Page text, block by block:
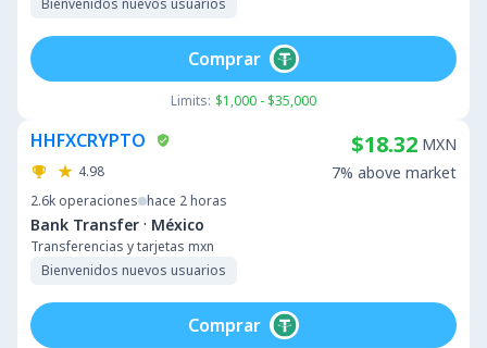
Bienvenidos nuevos usuarios
Limits: $1,000 - $35,000
Comprar
HHFXCRYPTO
4.98
2.6k operaciones hace 2 horas
Bank Transfer · México
Transferencias y tarjetas mxn
Bienvenidos nuevos usuarios
$18.32 MXN
7% above market
Comprar